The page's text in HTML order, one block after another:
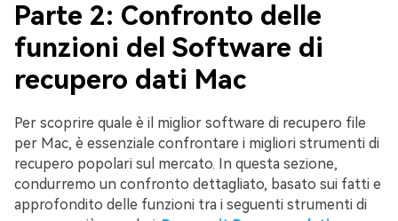
Parte 2: Confronto delle
funzioni del Software di
recupero dati Mac
Per scoprire quale è il miglior software di recupero file
per Mac, è essenziale confrontare i migliori strumenti di
recupero popolari sul mercato. In questa sezione,
condurremo un confronto dettagliato, basato sui fatti e
approfondito delle funzioni tra i seguenti strumenti di